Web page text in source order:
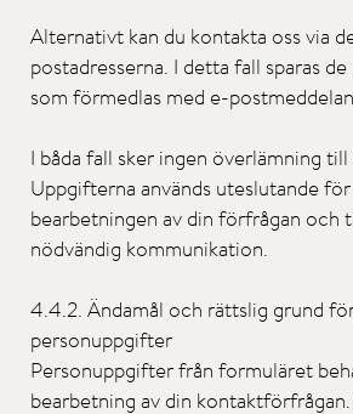
Alternativt kan du kontakta oss via
postadresserna. I detta fall sparas
som förmedlas med e-
I båda fall sker ingen överlämning
Uppgifterna används uteslutande
bearbetningen av din förfrågan och
nödvändig kommunikation.
4.4.2. Ändamål och rättslig grund
personuppgifter
Personuppgifter från formuläret
bearbetning av din